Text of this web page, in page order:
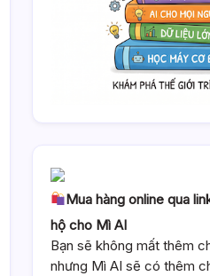
Mua hàng online qua
hộ cho Mì AI
Bạn sẽ không mất thêm
nhưng Mì AI sẽ có thêm